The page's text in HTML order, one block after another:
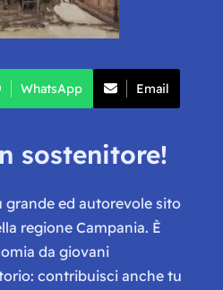
WhatsApp Email
sostenitore!
grande ed autorevole sito
regione Campania. È
da giovani
contribuisci anche tu